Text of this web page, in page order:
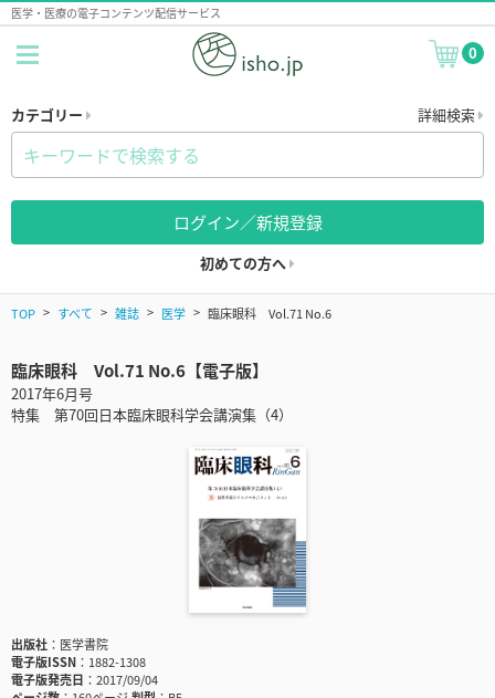
医学・医療の電子コンテンツ配信サービス
0
カテゴリー 詳細検索
ログイン／新規登録
初めての方へ
TOP すべて 雑誌 医学 臨床眼科 Vol.71 No.6
臨床眼科 Vol.71 No.6【電子版】
2017年6月号
特集 第70回日本臨床眼科学会講演集（4）
出版社
医学書院
電子版ISSN
1882-1308
電子版発売日
2017/09/04